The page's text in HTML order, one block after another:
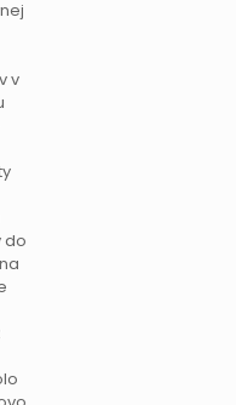
v
do